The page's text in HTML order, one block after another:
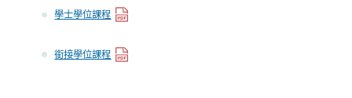
學士學位課程
銜接學位課程